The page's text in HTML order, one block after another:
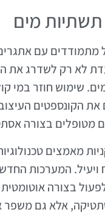
מים
מתמודדים עם
לא רק לשדרג את
שימוש חוזר במי
הקונספטים
בצורה
מאמצים
המערכות
בצורה
אלא גם משפר